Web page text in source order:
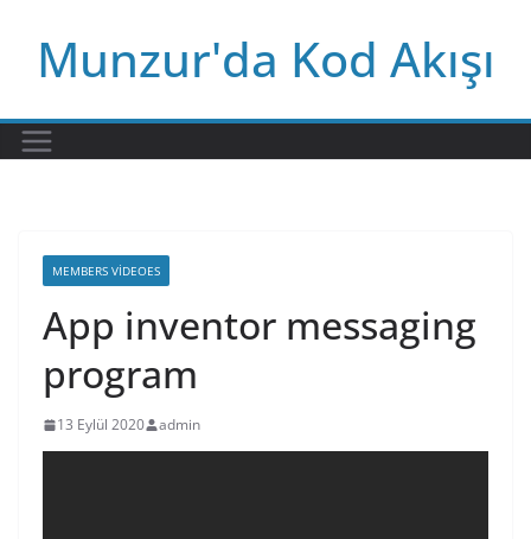
contentMunzur'da Kod Akışı
MEMBERS VIDEOES
App inventor messaging
program
13 Eylül 2020 admin